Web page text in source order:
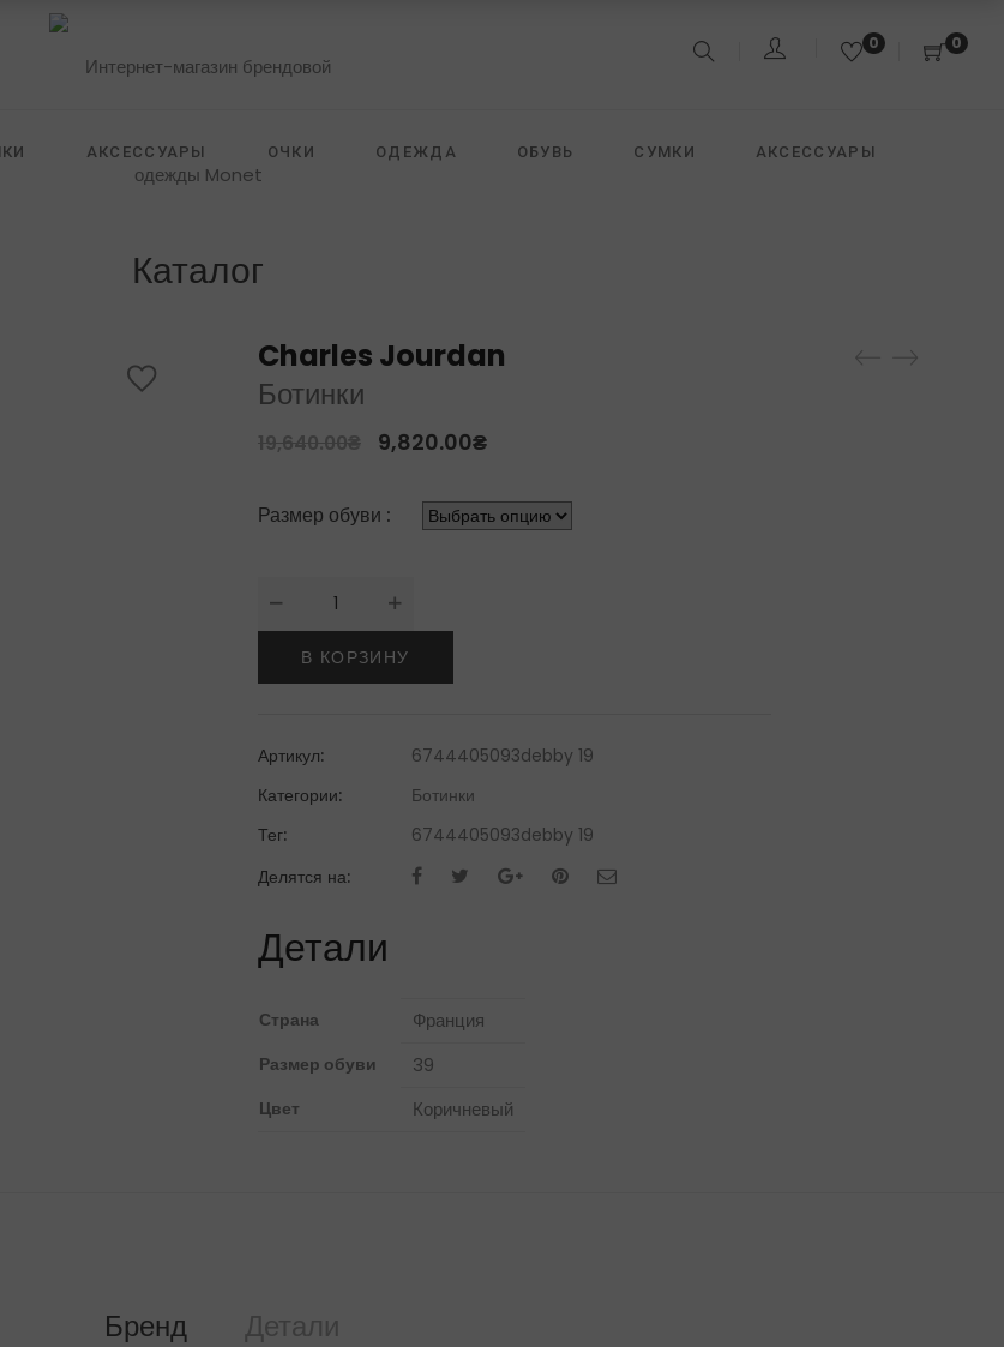
0 0
АКСЕССУАРЫ ОЧКИ ОДЕЖДА ОБУВЬ СУМКИ АКСЕССУАРЫ
Каталог
Charles Jourdan
Ботинки
19,640.00₴ 9,820.00₴
Размер обуви :
Количество
товара
Charles
JourdanБотинки
В КОРЗИНУ
Артикул:
6744405093debby 19
Категории:
Ботинки
Тег:
6744405093debby 19
Делятся на:
Детали
Страна Франция
Размер обуви 39
Цвет Коричневый
Бренд Детали